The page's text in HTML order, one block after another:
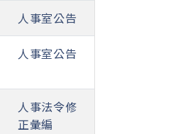
人事室公告
人事室公告
人事法令修
正彙編